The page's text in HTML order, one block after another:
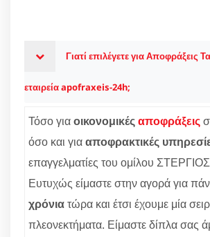
Γιατί επιλέγετε για Αποφράξεις
εταιρεία apofraxeis-24h;
Τόσο γιαοικονομικέςαποφράξεις
όσο και γιααποφρακτικές
επαγγελματίες του ομίλου
Ευτυχώς είμαστε στην αγορά για
χρόνιατώρα και έτσι έχουμε μία
πλεονεκτήματα. Είμαστε δίπλα σας